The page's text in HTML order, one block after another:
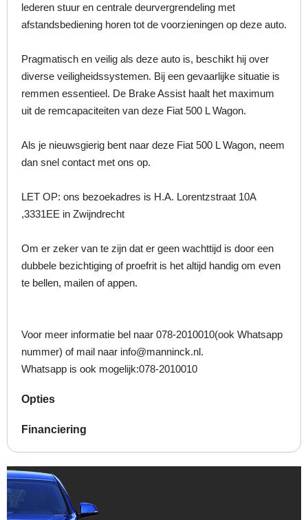
lederen stuur en centrale deurvergrendeling met
afstandsbediening horen tot de voorzieningen op deze auto.
Pragmatisch en veilig als deze auto is, beschikt hij over
diverse veiligheidssystemen. Bij een gevaarlijke situatie is
remmen essentieel. De Brake Assist haalt het maximum
uit de remcapaciteiten van deze Fiat 500 L Wagon.
Als je nieuwsgierig bent naar deze Fiat 500 L Wagon, neem
dan snel contact met ons op.
LET OP: ons bezoekadres is H.A. Lorentzstraat 10A
,3331EE in Zwijndrecht
Om er zeker van te zijn dat er geen wachttijd is door een
dubbele bezichtiging of proefrit is het altijd handig om even
te bellen, mailen of appen.
Voor meer informatie bel naar 078-2010010(ook Whatsapp
nummer) of mail naar info@manninck.nl.
Whatsapp is ook mogelijk:078-2010010
Opties
Financiering